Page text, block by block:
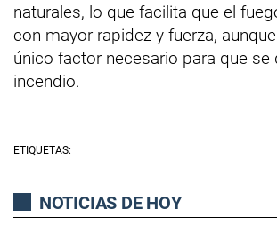
naturales, lo que facilita que el
con mayor rapidez y fuerza,
único factor necesario para que se
incendio.
ETIQUETAS:
NOTICIAS DE HOY